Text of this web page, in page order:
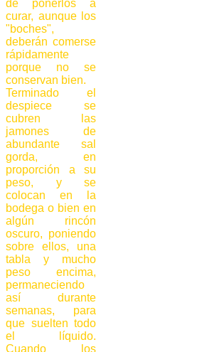
de ponerlos a
curar, aunque los
"boches",
deberán comerse
rápidamente
porque no se
conservan bien.
Terminado el
despiece se
cubren las
jamones de
abundante sal
gorda, en
proporción a su
peso, y se
colocan en la
bodega o bien en
algún rincón
oscuro, poniendo
sobre ellos, una
tabla y mucho
peso encima,
permaneciendo
así durante
semanas, para
que suelten todo
el líquido.
Cuando los